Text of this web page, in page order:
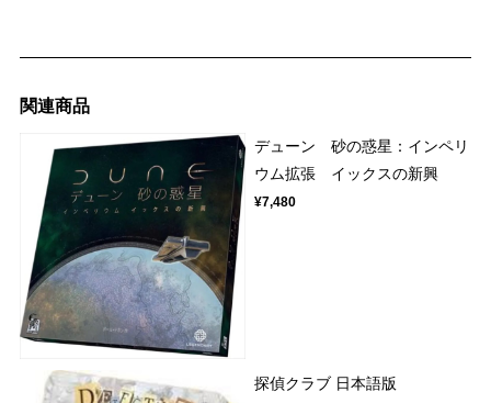
関連商品
デューン 砂の惑星：インペリ
ウム拡張 イックスの新興
¥7,480
探偵クラブ 日本語版